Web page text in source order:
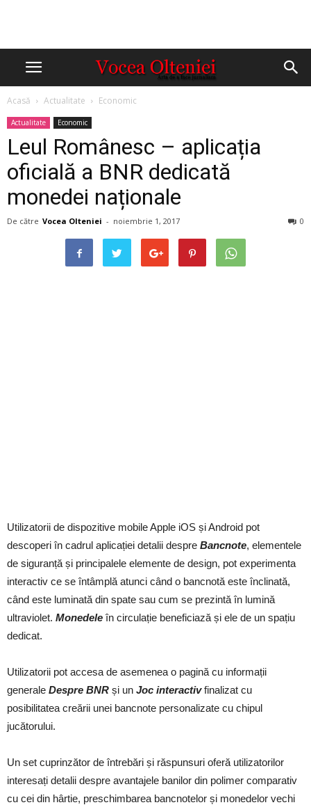
Acasă Actualitate Economic
Actualitate Economic
Leul Românesc – aplicația
oficială a BNR dedicată
monedei naționale
De către Vocea Olteniei - noiembrie 1, 2017 0
Utilizatorii de dispozitive mobile Apple iOS și Android pot
descoperi în cadrul aplicației detalii despre Bancnote, elementele
de siguranță și principalele elemente de design, pot experimenta
interactiv ce se întâmplă atunci când o bancnotă este înclinată,
când este luminată din spate sau cum se prezintă în lumină
ultraviolet. Monedele în circulație beneficiază și ele de un spațiu
dedicat.
Utilizatorii pot accesa de asemenea o pagină cu informații
generale Despre BNR și un Joc interactivfinalizat cu
posibilitatea creării unei bancnote personalizate cu chipul
jucătorului.
Un set cuprinzător de întrebări și răspunsuri oferă utilizatorilor
interesați detalii despre avantajele banilor din polimer comparativ
cu cei din hârtie, preschimbarea bancnotelor și monedelor vechi